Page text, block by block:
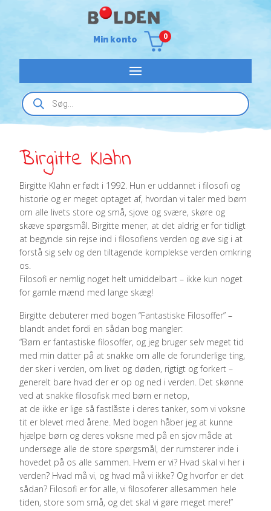
Min konto 0
Products
search
Birgitte Klahn
Birgitte Klahn er født i 1992. Hun er uddannet i filosofi og
historie og er meget optaget af, hvordan vi taler med børn
om alle livets store og små, sjove og svære, skøre og
skæve spørgsmål. Birgitte mener, at det aldrig er for tidligt
at begynde sin rejse ind i filosofiens verden og øve sig i at
forstå sig selv og den tiltagende komplekse verden omkring
os.
Filosofi er nemlig noget helt umiddelbart – ikke kun noget
for gamle mænd med lange skæg!
Birgitte debuterer med bogen “Fantastiske Filosoffer” –
blandt andet fordi en sådan bog mangler:
“Børn er fantastiske filosoffer, og jeg bruger selv meget tid
med min datter på at snakke om alle de forunderlige ting,
der sker i verden, om livet og døden, rigtigt og forkert –
generelt bare hvad der er op og ned i verden. Det skønne
ved at snakke filosofisk med børn er netop,
at de ikke er lige så fastlåste i deres tanker, som vi voksne
tit er blevet med årene. Med bogen håber jeg at kunne
hjælpe børn og deres voksne med på en sjov måde at
undersøge alle de store spørgsmål, der rumsterer inde i
hovedet på os alle sammen. Hvem er vi? Hvad skal vi her i
verden? Hvad må vi, og hvad må vi ikke? Og hvorfor er det
sådan? Filosofi er for alle, vi filosoferer allesammen hele
tiden, store som små, og det skal vi gøre meget mere!”